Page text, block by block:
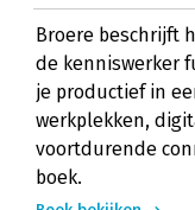
Broere beschrijft
de kenniswerker
je productief in
werkplekken,
voortdurende
boek.